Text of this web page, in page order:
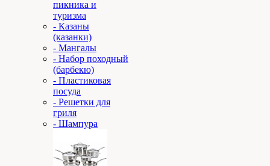
пикника и
туризма
- Казаны
(казанки)
- Мангалы
- Набор походный
(барбекю)
- Пластиковая
посуда
- Решетки для
гриля
- Шампура